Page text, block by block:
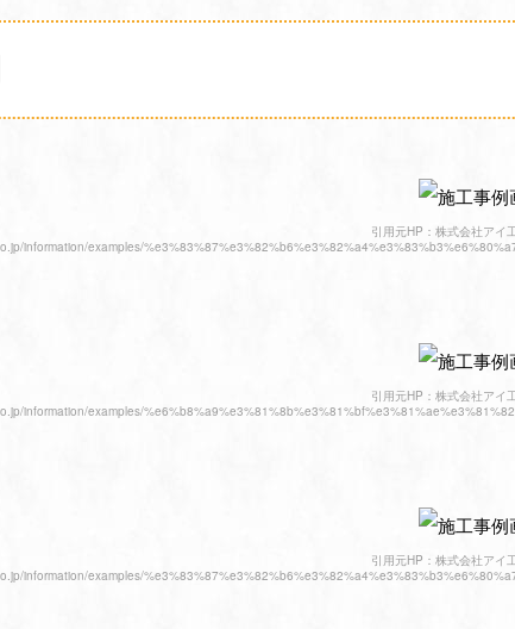
引用元HP：株式会社アイ
information/examples/
引用元HP：株式会社アイ
information/examples/
引用元HP：株式会社アイ
information/examples/